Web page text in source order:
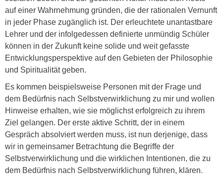
auf einer Wahrnehmung gründen, die der rationalen Vernunft
in jeder Phase zugänglich ist. Der erleuchtete unantastbare
Lehrer und der infolgedessen definierte unmündig Schüler
können in der Zukunft keine solide und weit gefasste
Entwicklungsperspektive auf den Gebieten der Philosophie
und Spiritualität geben.
Es kommen beispielsweise Personen mit der Frage und
dem Bedürfnis nach Selbstverwirklichung zu mir und wollen
Hinweise erhalten, wie sie möglichst erfolgreich zu ihrem
Ziel gelangen. Der erste aktive Schritt, der in einem
Gespräch absolviert werden muss, ist nun derjenige, dass
wir in gemeinsamer Betrachtung die Begriffe der
Selbstverwirklichung und die wirklichen Intentionen, die zu
dem Bedürfnis nach Selbstverwirklichung führen, klären.